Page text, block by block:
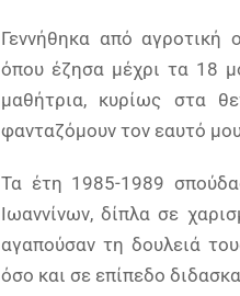
Γεννήθηκα από αγροτική
όπου έζησα μέχρι τα 18
μαθήτρια, κυρίως στα
φανταζόμουν τον εαυτό
Τα έτη 1985-1989
Ιωαννίνων, δίπλα σε
αγαπούσαν τη δουλειά
όσο και σε επίπεδο